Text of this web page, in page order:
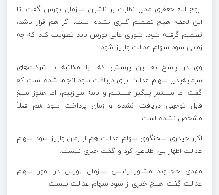
روح الله جعفری مدیر نظارت بر ناشران سازمان بورس گفت: تا
این لحظه هیچ تصمیم گیری نشده است، اگر هم قرار باشد،
تصمیم گرفته شود، شورای عالی بورس باید تصویب کند که چه
زمانی سود سهام عدالت واریز شود.
وی در پاسخ به این پرسش که آیا مکاتبه با شرکت‌های
سرمایه‌پذیر سهام عدالت برای دریافت سود انجام شده است که
گفت: ما مستمر پیگیر هستیم و نامه می‌زنیم، اما هنوز مبلغ
قابل توجهی دریافت نشده و زمان پرداخت سود هم فعلاً
مشخص نشده است.
اکبر حیدری سخنگوی سهام عدالت هم از زمان واریز سود سهام
عدالت اظهار بی اطلاعی کرد و گفت خبری نیست.
مهدی حاجیوند مشاور رئیس سازمان بورس در امور سهام
عدالت گفت: هیچ خبری از سود سهام عدالت نیست.